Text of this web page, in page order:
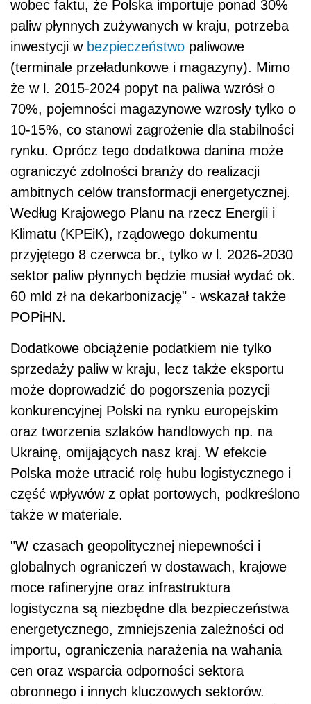
wobec faktu, że Polska importuje ponad 30%
paliw płynnych zużywanych w kraju, potrzeba
inwestycji w bezpieczeństwo paliwowe
(terminale przeładunkowe i magazyny). Mimo
że w l. 2015-2024 popyt na paliwa wzrósł o
70%, pojemności magazynowe wzrosły tylko o
10-15%, co stanowi zagrożenie dla stabilności
rynku. Oprócz tego dodatkowa danina może
ograniczyć zdolności branży do realizacji
ambitnych celów transformacji energetycznej.
Według Krajowego Planu na rzecz Energii i
Klimatu (KPEiK), rządowego dokumentu
przyjętego 8 czerwca br., tylko w l. 2026-2030
sektor paliw płynnych będzie musiał wydać ok.
60 mld zł na dekarbonizację" - wskazał także
POPiHN.
Dodatkowe obciążenie podatkiem nie tylko
sprzedaży paliw w kraju, lecz także eksportu
może doprowadzić do pogorszenia pozycji
konkurencyjnej Polski na rynku europejskim
oraz tworzenia szlaków handlowych np. na
Ukrainę, omijających nasz kraj. W efekcie
Polska może utracić rolę hubu logistycznego i
część wpływów z opłat portowych, podkreślono
także w materiale.
"W czasach geopolitycznej niepewności i
globalnych ograniczeń w dostawach, krajowe
moce rafineryjne oraz infrastruktura
logistyczna są niezbędne dla bezpieczeństwa
energetycznego, zmniejszenia zależności od
importu, ograniczenia narażenia na wahania
cen oraz wsparcia odporności sektora
obronnego i innych kluczowych sektorów.